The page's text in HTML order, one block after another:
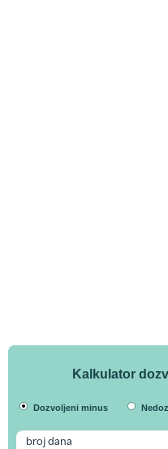
Kalkulator
Dozvoljeni minus